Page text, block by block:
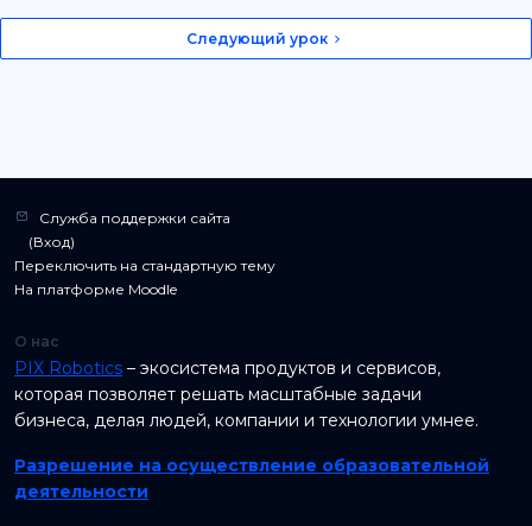
Следующий урок
Служба поддержки сайта
⠀ (Вход)
Переключить на стандартную тему
На платформе Moodle
О нас
PIX Robotics – экосистема продуктов и сервисов,
которая позволяет решать масштабные задачи
бизнеса, делая людей, компании и технологии умнее.
Разрешение на осуществление образовательной
деятельности